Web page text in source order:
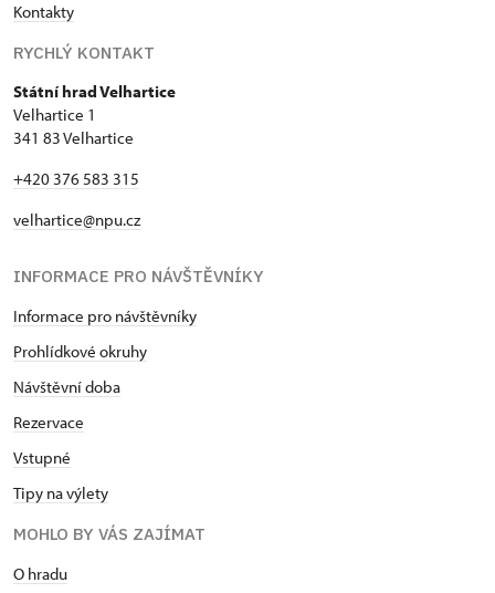
Kontakty
RYCHLÝ KONTAKT
Státní hrad Velhartice
Velhartice 1
341 83 Velhartice
+420 376 583 315
velhartice@npu.cz
INFORMACE PRO NÁVŠTĚVNÍKY
Informace pro návštěvníky
Prohlídkové okruhy
Návštěvní doba
Rezervace
Vstupné
Tipy na výlety
MOHLO BY VÁS ZAJÍMAT
O hradu